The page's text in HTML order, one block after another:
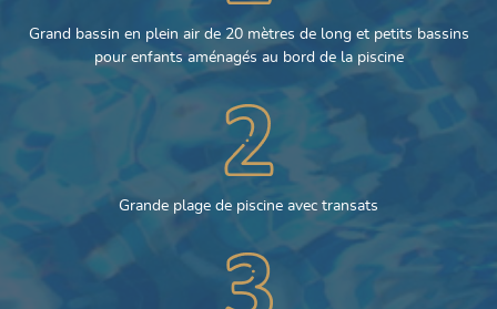
Grand bassin en plein air de 20 mètres de long et petits bassins
pour enfants aménagés au bord de la piscine
Grande plage de piscine avec transats